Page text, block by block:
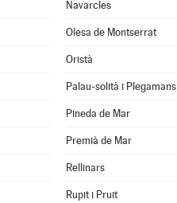
Navarcles
Olesa de Montserrat
Oristà
Palau-solità i Plegamans
Pineda de Mar
Premià de Mar
Rellinars
Rupit i Pruit